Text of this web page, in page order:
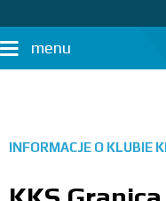
menu
INFORMACJE O KLUBIE